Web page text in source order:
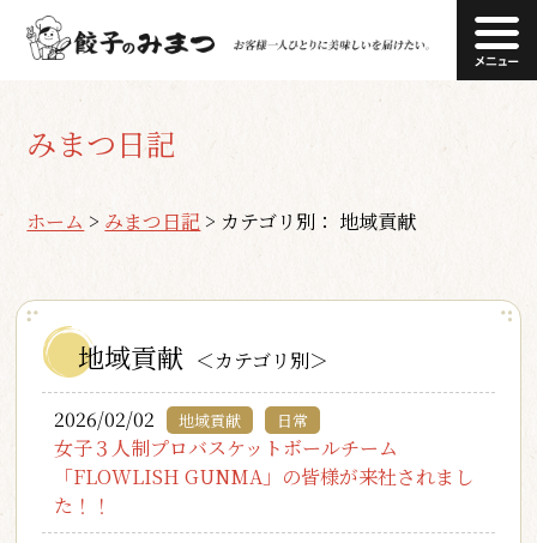
みまつ日記
ホーム > みまつ日記 > カテゴリ別： 地域貢献
地域貢献 ＜カテゴリ別＞
2026/02/02 地域貢献 日常
女子３人制プロバスケットボールチーム
「FLOWLISH GUNMA」の皆様が来社されまし
た！！